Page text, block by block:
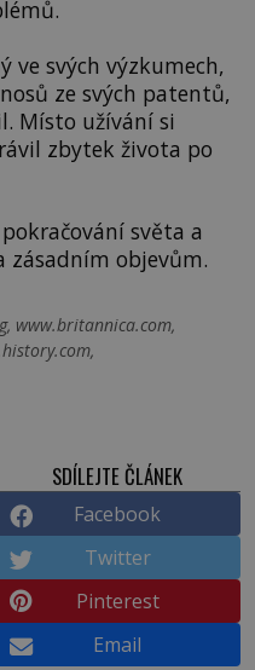
ve svých výzkumech,
ze svých patentů,
Místo užívání si
zbytek života po
světa a
objevům.
www.britannica.com,
SDÍLEJTE ČLÁNEK
Facebook
Twitter
Pinterest
Email